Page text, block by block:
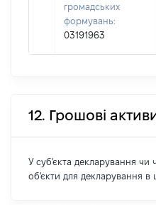
громадських
формувань:
03191963
12. Грошові
У суб'єкта декларування чи
об'єкти для декларування в